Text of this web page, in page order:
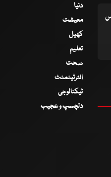
دنیا
معیشت
کھیل
تعلیم
صحت
انٹرٹینمنٹ
ٹیکنالوجی
دلچسپ و عجیب